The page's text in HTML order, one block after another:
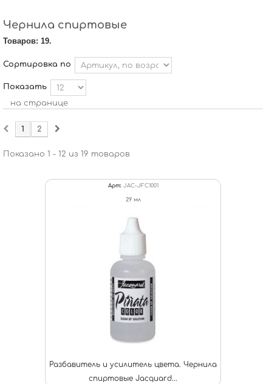
Чернила спиртовые
Товаров: 19.
Сортировка по
Показать
на странице
1 2
Показано 1 - 12 из 19 товаров
Арт: JAC-JFC1001
29 мл
Разбавитель и усилитель цвета. Чернила
спиртовые Jacquard...